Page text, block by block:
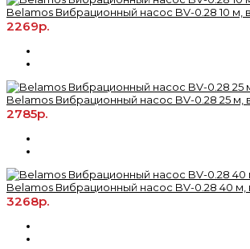
Belamos Вибрационный насос BV-0.28 10 м,
2269р.
Belamos Вибрационный насос BV-0.28 25 м,
2785р.
Belamos Вибрационный насос BV-0.28 40 м,
3268р.